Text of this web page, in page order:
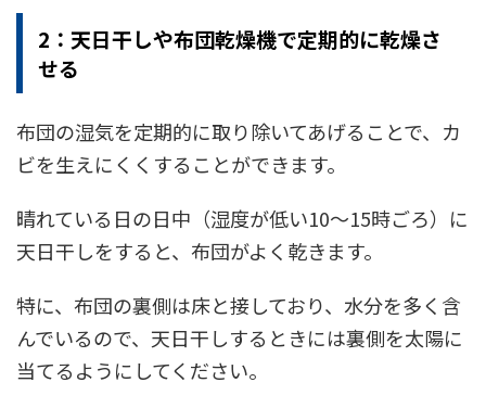
2：天日干しや布団乾燥機で定期的に乾燥さ
せる
布団の湿気を定期的に取り除いてあげることで、カ
ビを生えにくくすることができます。
晴れている日の日中（湿度が低い10〜15時ごろ）に
天日干しをすると、布団がよく乾きます。
特に、布団の裏側は床と接しており、水分を多く含
んでいるので、天日干しするときには裏側を太陽に
当てるようにしてください。